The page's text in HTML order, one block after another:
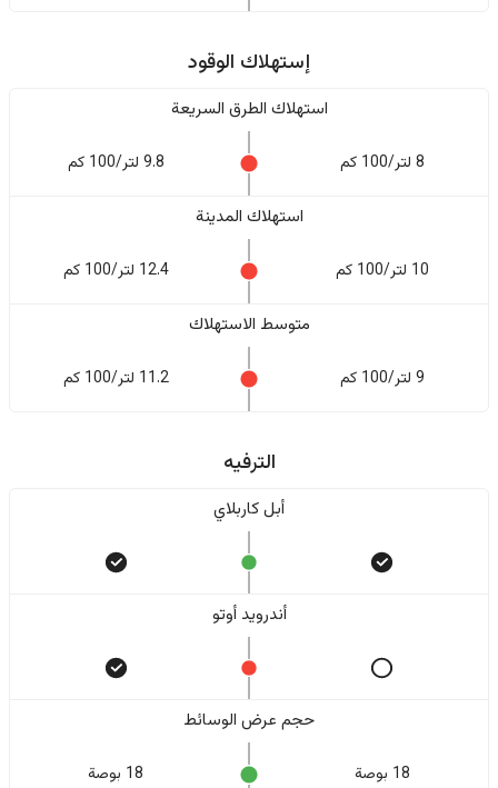
إستهلاك الوقود
استهلاك الطرق السريعة
8 لتر/100 كم 9.8 لتر/100 كم
استهلاك المدينة
10 لتر/100 كم 12.4 لتر/100 كم
متوسط الاستهلاك
9 لتر/100 كم 11.2 لتر/100 كم
الترفيه
أبل كاربلاي
أندرويد أوتو
حجم عرض الوسائط
18 بوصة 18 بوصة